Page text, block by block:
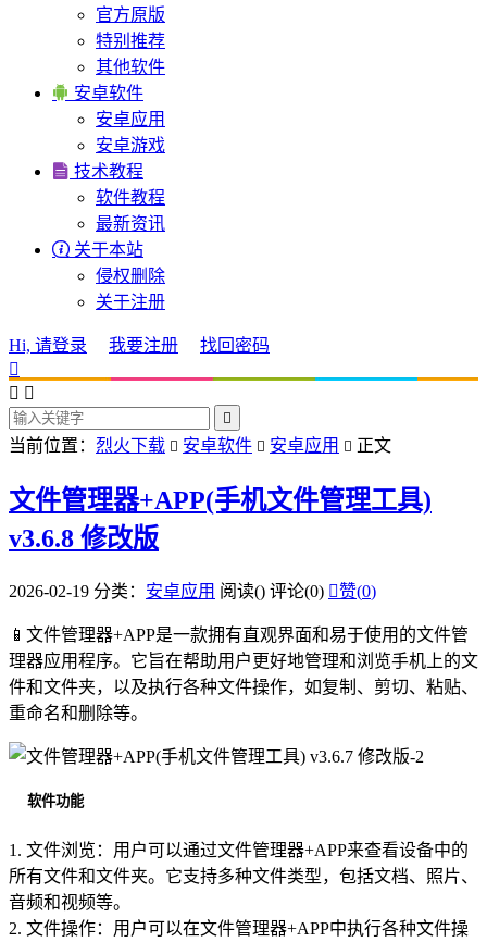
官方原版
特别推荐
其他软件
 安卓软件
安卓应用
安卓游戏
 技术教程
软件教程
最新资讯
 关于本站
侵权删除
关于注册
Hi, 请登录 我要注册
找回密码

 

当前位置： 烈火下载  安卓软件  安卓应用  正文
文件管理器+APP(手机文件管理工具)
v3.6.8 修改版
2026-02-19 分类： 安卓应用 阅读() 评论(0) 赞(0)
📱文件管理器+APP是一款拥有直观界面和易于使用的文件管
理器应用程序。它旨在帮助用户更好地管理和浏览手机上的文
件和文件夹，以及执行各种文件操作，如复制、剪切、粘贴、
重命名和删除等。
软件功能
1. 文件浏览：用户可以通过文件管理器+APP来查看设备中的
所有文件和文件夹。它支持多种文件类型，包括文档、照片、
音频和视频等。
2. 文件操作：用户可以在文件管理器+APP中执行各种文件操